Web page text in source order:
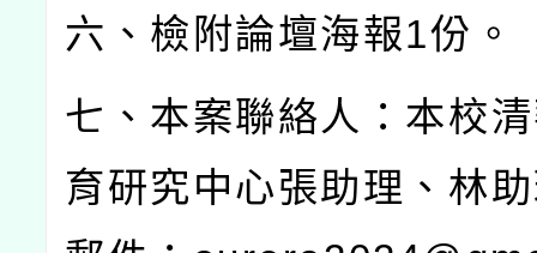
六、檢附論壇海報1份。
七、本案聯絡人：本校
育研究中心張助理、林